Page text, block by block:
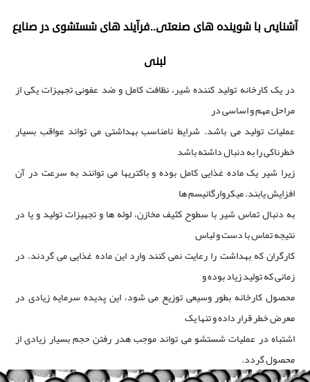
آشنایی با شوینده های صنعتی..فرآیند های شستشوی در صنایع
لبنی
در یک کارخانه تولید کننده شیر، نظافت کامل و ضد عفونی تجهیزات یکی از
مراحل مهم و اساسی در
عملیات تولید می باشد. شرایط نامناسب بهداشتی می تواند عواقب بسیار
خطرناکی را به دنبال داشته باشد
زیرا شیر یک ماده غذایی کامل بوده و باکتریها می توانند به سرعت در آن
افزایش یابند. میکروارگانیسم ها
به دنبال تماس شیر با سطوح کثیف مخازن، لوله ها و تجهیزات تولید و یا در
نتیجه تماس با دست و لباس
کارگران که بهداشت را رعایت نمی کنند وارد این ماده غذایی می گردند. در
زمانی که تولید زیاد بوده و
محصول کارخانه بطور وسیعی توزیع می شود، این پدیده سرمایه زیادی در
معرض خطر قرار داده و تنها یک
اشتباه در عملیات شستشو می تواند موجب هدر رفتن حجم بسیار زیادی از
محصول گردد.